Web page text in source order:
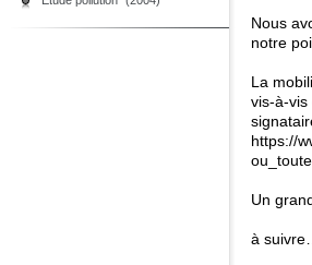
Nous
notre
La
vis-à-vis
https://
Un
à suivre…